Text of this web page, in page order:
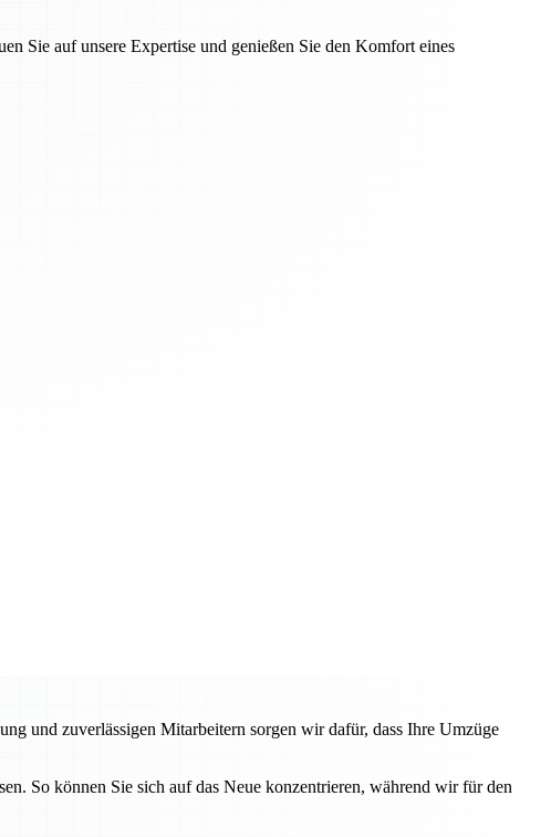
Sie auf unsere Expertise und genießen Sie den Komfort eines
und zuverlässigen Mitarbeitern sorgen wir dafür, dass Ihre Umzüge
So können Sie sich auf das Neue konzentrieren, während wir für den